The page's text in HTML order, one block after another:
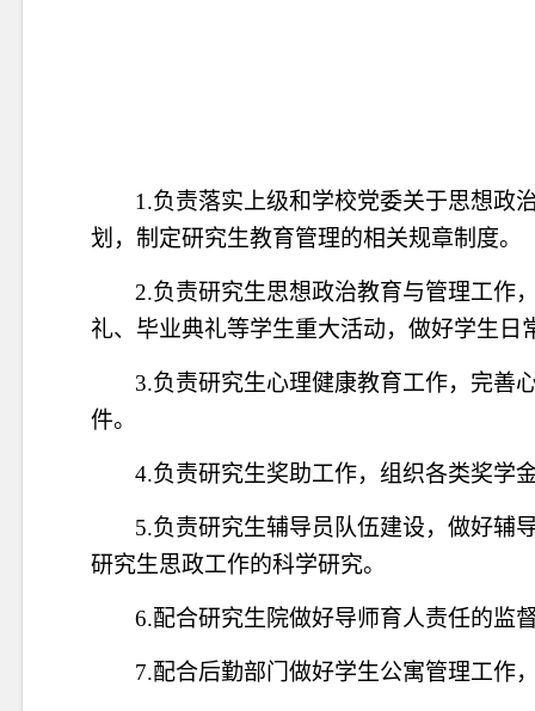
1.负责落实上级和学校党委关于思想政
划， 制定研究生教育管理的相关规章制度。
2.负责研究生思想政治教育与管理工作
礼、毕业典礼等学生重大活动，做好学生日
3.负责研究生心理健康教育工作，完善
件。
4.负责研究生奖助工作，组织各类奖学
5.负责研究生辅导员队伍建设，做好辅
研究生思政工作的科学研究。
6.配合研究生院做好导师育人责任的监
7.配合后勤部门做好学生公寓管理工作